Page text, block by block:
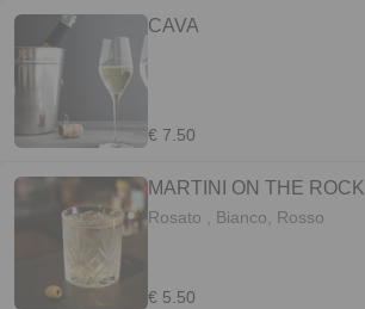
CAVA
€ 7.50
MARTINI ON THE ROCK
Rosato , Bianco, Rosso
€ 5.50